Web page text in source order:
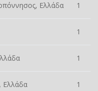
Ελλάδα 1
1
1
Ελλάδα 1